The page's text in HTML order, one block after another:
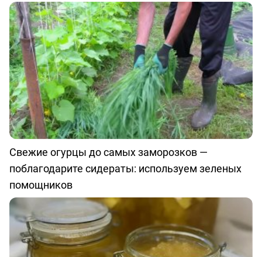
Свежие огурцы до самых заморозков —
поблагодарите сидераты: используем зеленых
помощников